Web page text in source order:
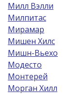
Милл Вэлли
Милпитас
Мирамар
Мишен Хилс
Мишн-Вьехо
Модесто
Монтерей
Морган Хилл